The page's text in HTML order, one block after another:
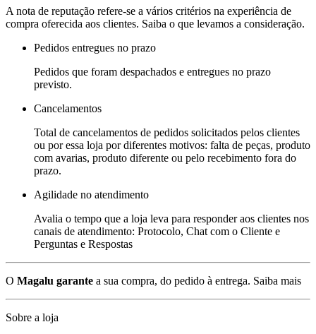
A nota de reputação refere-se a vários critérios na experiência de
compra oferecida aos clientes. Saiba o que levamos a consideração.
Pedidos entregues no prazo
Pedidos que foram despachados e entregues no prazo
previsto.
Cancelamentos
Total de cancelamentos de pedidos solicitados pelos clientes
ou por essa loja por diferentes motivos: falta de peças, produto
com avarias, produto diferente ou pelo recebimento fora do
prazo.
Agilidade no atendimento
Avalia o tempo que a loja leva para responder aos clientes nos
canais de atendimento: Protocolo, Chat com o Cliente e
Perguntas e Respostas
O Magalu garante a sua compra, do pedido à entrega. Saiba mais
Sobre a loja